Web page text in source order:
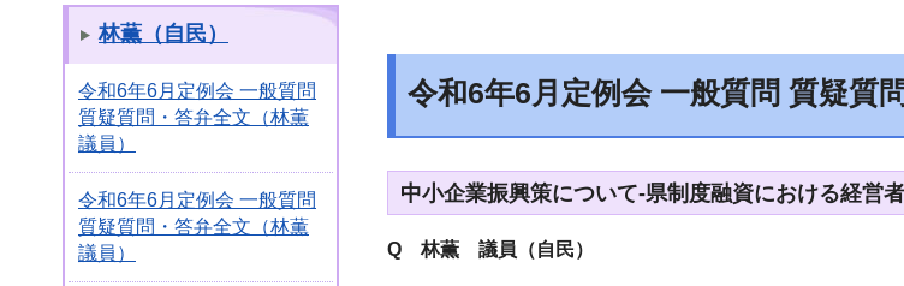
林薫（自民）
令和6年6月定例会 一般質問
質疑質問・答弁全文（林薫
議員）
令和6年6月定例会 一般質問
質疑質問・答弁全文（林薫
議員）
令和6年6月定例会 一般質問 質疑質
中小企業振興策について-県制度融資における経営
Q 林薫 議員（自民）